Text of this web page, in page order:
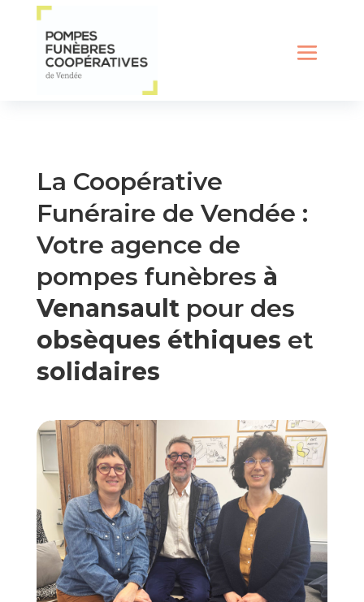
La Coopérative
Funéraire de Vendée :
Votre agence de
pompes funèbres à
Venansaultpour des
obsèques éthiques et
solidaires